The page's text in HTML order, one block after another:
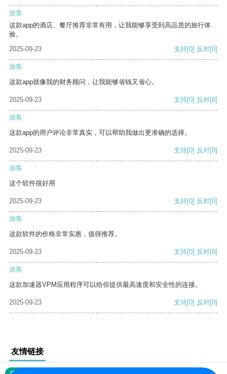
游客
这款app的酒店、餐厅推荐非常有用，让我能够享受到高品质的旅行体
验。
2025-09-23
支持[0] 反对[0]
游客
这款app就像我的财务顾问，让我能够省钱又省心。
2025-09-23 支持[0] 反对[0]
游客
这款app的用户评论非常真实，可以帮助我做出更准确的选择。
2025-09-23 支持[0] 反对[0]
游客
这个软件很好用
2025-09-23 支持[0] 反对[0]
游客
这款软件的价格非常实惠，值得推荐。
2025-09-23 支持[0] 反对[0]
游客
这款加速器VPM应用程序可以给你提供最高速度和安全性的连接。
2025-09-23 支持[0] 反对[0]
友情链接